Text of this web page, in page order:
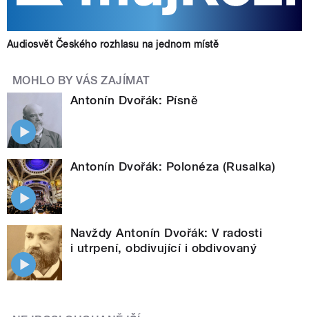
Audiosvět Českého rozhlasu na jednom místě
MOHLO BY VÁS ZAJÍMAT
Antonín Dvořák: Písně
Antonín Dvořák: Polonéza (Rusalka)
Navždy Antonín Dvořák: V radosti
i utrpení, obdivující i obdivovaný